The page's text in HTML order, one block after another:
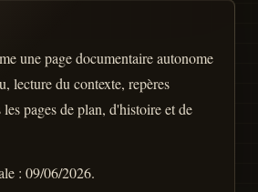
une page documentaire autonome
lecture du contexte, repères
pages de plan, d'histoire et de
:09/06/2026.